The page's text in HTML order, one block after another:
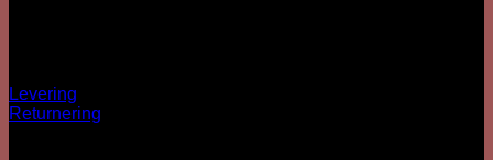
Levering
Returnering